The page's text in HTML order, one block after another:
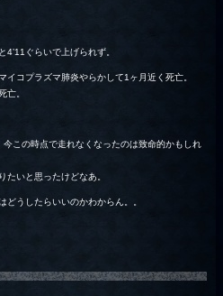
ぐらいで上げられず。
イコプラズマ肺炎やらかして1ヶ月近く死亡。
亡。
この時点で走れなくなったのは致命的かもしれ
たいと思ったけどなあ。
どうしたらいいのかわからん。。